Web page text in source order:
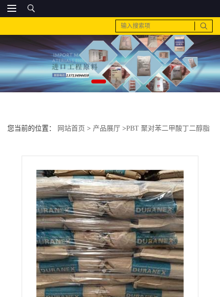
您当前的位置： 网站首页 > 产品展厅 >PBT 聚对苯二甲酸丁二醇脂